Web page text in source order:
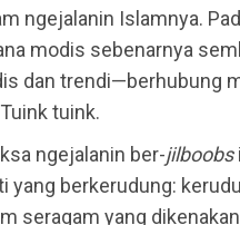
ngejalanin Islamnya.
modis sebenarnya
dan trendi—berhubung
tuink.
ngejalanin ber-jilboobs
yang berkerudung:
seragam yang